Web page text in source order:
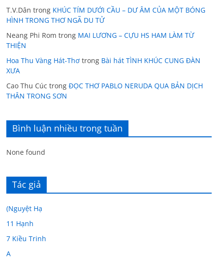
T.V.Dân trong KHÚC TÍM DƯỚI CẦU – DƯ ÂM CỦA MỘT BÓNG
HÌNH TRONG THƠ NGÃ DU TỬ
Neang Phi Rom trong MAI LƯƠNG – CỰU HS HAM LÀM TỪ
THIỆN
Hoa Thu Vàng Hát-Thơ trong Bài hát TÌNH KHÚC CUNG ĐÀN
XƯA
Cao Thu Cúc trongĐỌC THƠ PABLO NERUDA QUA BẢN DỊCH
THÂN TRONG SƠN
Bình luận nhiều trong tuần
None found
Tác giả
(Nguyệt Hạ
11 Hạnh
7 Kiều Trinh
A